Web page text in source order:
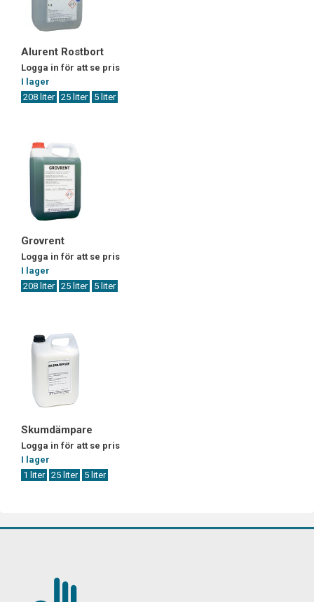
Alurent Rostbort
Logga in för att se pris
I lager
208 liter 25 liter 5 liter
Grovrent
Logga in för att se pris
I lager
208 liter 25 liter 5 liter
Skumdämpare
Logga in för att se pris
I lager
1 liter 25 liter 5 liter